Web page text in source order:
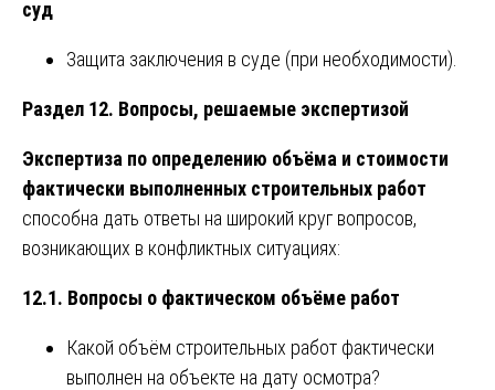
суд
Защита заключения в суде (при необходимости).
Раздел 12. Вопросы, решаемые экспертизой
Экспертиза по определению объёма и стоимости
фактически выполненных строительных работ
способна дать ответы на широкий круг вопросов,
возникающих в конфликтных ситуациях:
12.1. Вопросы о фактическом объёме работ
Какой объём строительных работ фактически
выполнен на объекте на дату осмотра?